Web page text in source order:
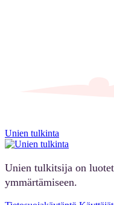
Unien tulkinta
Unien tulkitsija on
ymmärtämiseen.